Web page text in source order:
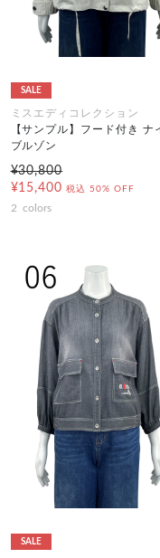
SALE
ミスエディコレクション
【サンプル】フード付き ナ
ブルゾン
¥30,800
¥15,400 税込 50% OFF
2 colors
SALE